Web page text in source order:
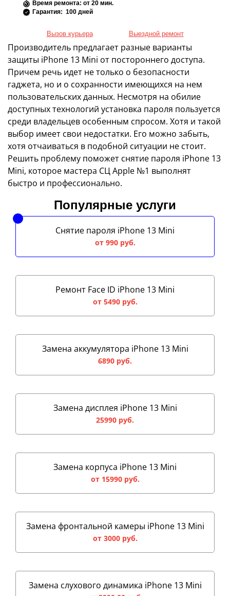
Время ремонта: от 20 мин.
Гарантия: 100 дней
Вызов курьера Выездной ремонт
Производитель предлагает разные варианты
защиты iPhone 13 Mini от постороннего доступа.
Причем речь идет не только о безопасности
гаджета, но и о сохранности имеющихся на нем
пользовательских данных. Несмотря на обилие
доступных технологий установка пароля пользуется
среди владельцев особенным спросом. Хотя и такой
выбор имеет свои недостатки. Его можно забыть,
хотя отчаиваться в подобной ситуации не стоит.
Решить проблему поможет снятие пароля iPhone 13
Mini, которое мастера СЦ Apple №1 выполнят
быстро и профессионально.
Популярные услуги
Снятие пароля iPhone 13 Mini
от 990 руб.
Ремонт Face ID iPhone 13 Mini
от 5490 руб.
Замена аккумулятора iPhone 13 Mini
6890 руб.
Замена дисплея iPhone 13 Mini
25990 руб.
Замена корпуса iPhone 13 Mini
от 15990 руб.
Замена фронтальной камеры iPhone 13 Mini
от 3000 руб.
Замена слухового динамика iPhone 13 Mini